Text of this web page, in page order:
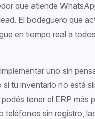
que atiende
El bodeguero que
en tiempo real a
uno sin
tu inventario no está
tener el ERP más
teléfonos sin registro,